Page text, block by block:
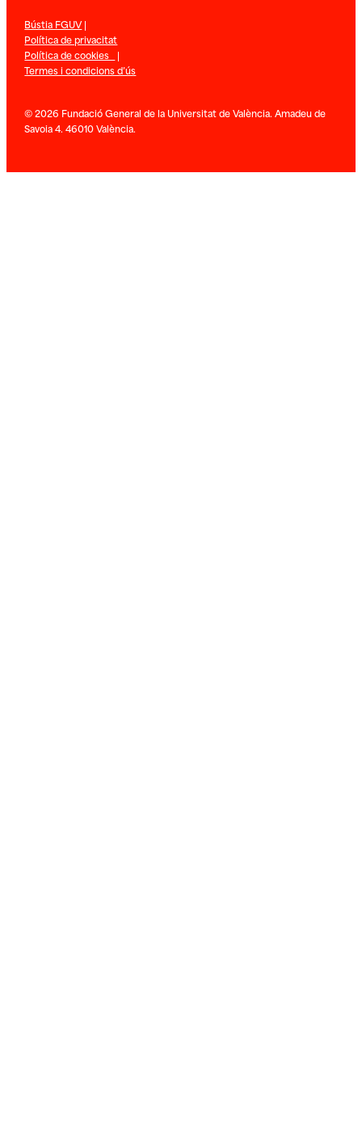
Bústia FGUV|
Política de privacitat
Política de cookies |
Termes i condicions d’ús
© 2026 Fundació General de la Universitat de València. Amadeu de
Savoia 4. 46010 València.